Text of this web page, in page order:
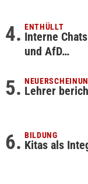
ENTHÜLLT
Interne
und AfD…
Lehrer
BILDUNG
Kitas als